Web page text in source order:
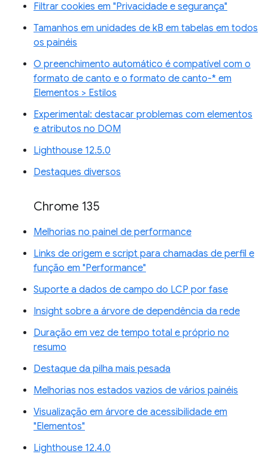
Filtrar cookies em "Privacidade e segurança"
Tamanhos em unidades de kB em tabelas em todos
os painéis
O preenchimento automático é compatível com o
formato de canto e o formato de canto-* em
Elementos > Estilos
Experimental: destacar problemas com elementos
e atributos no DOM
Lighthouse 12.5.0
Destaques diversos
Chrome 135
Melhorias no painel de performance
Links de origem e script para chamadas de perfil e
função em "Performance"
Suporte a dados de campo do LCP por fase
Insight sobre a árvore de dependência da rede
Duração em vez de tempo total e próprio no
resumo
Destaque da pilha mais pesada
Melhorias nos estados vazios de vários painéis
Visualização em árvore de acessibilidade em
"Elementos"
Lighthouse 12.4.0